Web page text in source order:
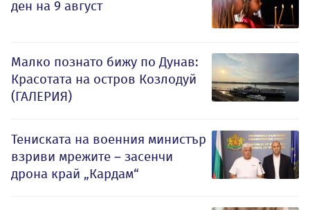
ден на 9 август
Малко познато бижу по Дунав:
Красотата на остров Козлодуй
(ГАЛЕРИЯ)
Тениската на военния министър
взриви мрежите – засенчи
дрона край „Кардам“